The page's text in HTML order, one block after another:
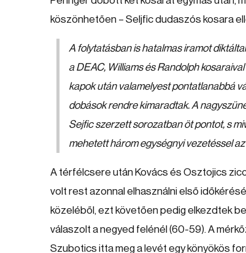
köszönhetően – Seljfic dudaszós kosara
A folytatásban is hatalmas iramot
a DEAC, Williams és Randolph
kapok után valamelyest pontatlanabbá
dobások rendre kimaradtak. A
Sejfic szerzett sorozatban öt pontot, s
mehetett három egységnyi vezetéssel
A térfélcsere után Kovács és Osztojics
volt rest azonnal elhasználni első
közeléből, ezt követően pedig elkezdtek
válaszolt a negyed felénél (60-59). A
Szubotics itta meg a levét egy könyökös